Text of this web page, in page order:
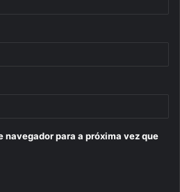
navegador para a próxima vez que